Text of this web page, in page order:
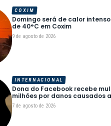
Domingo será de calor
de 40°C em Coxim
9 de agosto de 2026
COXIM
Dona do Facebook recebe
milhões por danos causados
7 de agosto de 2026
INTERNACIONAL